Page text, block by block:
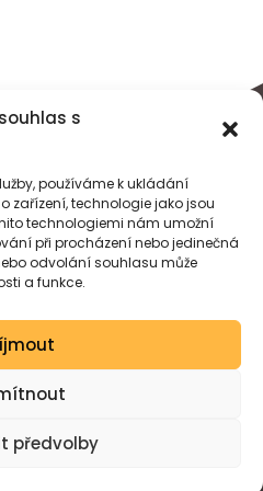
s
používáme k ukládání
zařízení, technologie jako jsou
technologiemi nám umožní
při procházení nebo jedinečná
odvolání souhlasu může
a funkce.
předvolby
wessdesign.